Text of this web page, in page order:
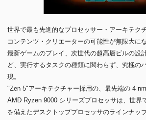
世界で最も先進的なプロセッサー・アーキテク
コンテンツ・クリエーターの可能性が無限大に
最新ゲームのプレイ、次世代の超高層ビルの設
ど、実行するタスクの種類に関わらず、究極の
現。
"Zen 5"アーキテクチャー採用の、最先端の 4
AMD Ryzen 9000 シリーズプロセッサは、世界
を備えたデスクトッププロセッサのラインナップ